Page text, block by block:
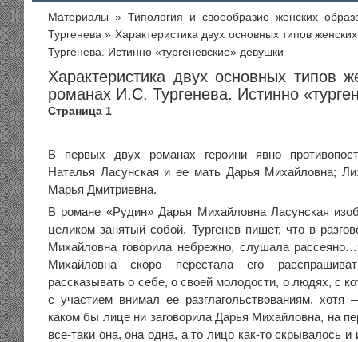
Материалы » Типология и своеобразие женских
Тургенева » Характеристика двух основных типов
Тургенева. Истинно «тургеневские» девушки
Характеристика двух основных типов
романах И.С. Тургенева. Истинно
Страница 1
В первых двух романах героини явно
Наталья Ласунская и ее мать Дарья Михайловна;
Марья Дмитриевна.
В романе «Рудин» Дарья Михайловна Ласунская
целиком занятый собой. Тургенев пишет, что в
Михайловна говорила небрежно, слушала
Михайловна скоро перестала его
рассказывать о себе, о своей молодости, о людях, с
с участием внимал ее разглагольствованиям,
каком бы лице ни заговорила Дарья Михайловна, на
все-таки она, она одна, а то лицо как-то скрывалось и